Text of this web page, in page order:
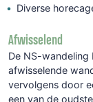
Diverse
Afwisselend
De NS-wandeling
afwisselende
vervolgens door
een van de